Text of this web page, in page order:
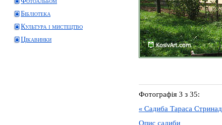
Бібліотека
Культура і мистецтво
Цікавинки
Фотографія 3 з 35:
« Садиба Тараса
Опис садиби